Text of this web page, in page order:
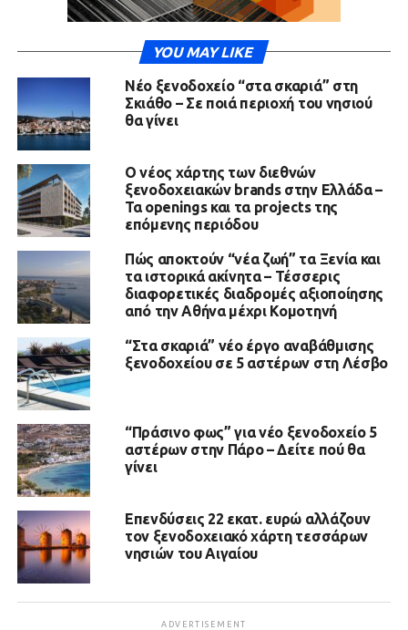
YOU MAY LIKE
Νέο ξενοδοχείο “στα σκαριά” στη
Σκιάθο – Σε ποιά περιοχή του νησιού
θα γίνει
Ο νέος χάρτης των διεθνών
ξενοδοχειακών brands στην Ελλάδα –
Τα openings και τα projects της
επόμενης περιόδου
Πώς αποκτούν “νέα ζωή” τα Ξενία και
τα ιστορικά ακίνητα – Τέσσερις
διαφορετικές διαδρομές αξιοποίησης
από την Αθήνα μέχρι Κομοτηνή
“Στα σκαριά” νέο έργο αναβάθμισης
ξενοδοχείου σε 5 αστέρων στη Λέσβο
“Πράσινο φως” για νέο ξενοδοχείο 5
αστέρων στην Πάρο – Δείτε πού θα
γίνει
Επενδύσεις 22 εκατ. ευρώ αλλάζουν
τον ξενοδοχειακό χάρτη τεσσάρων
νησιών του Αιγαίου
ADVERTISEMENT